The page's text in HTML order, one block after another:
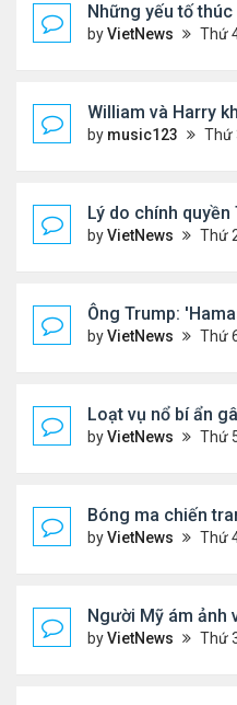
Những yếu tố
byVietNews Thứ 4 Tháng 7 30, 2025
William và Harry
by music123 Thứ 3 Tháng 7 29, 2025
Lý do chính
byVietNews Thứ 2 Tháng 7 28, 2025
Ông Trump:
byVietNews Thứ 6 Tháng 7 25, 2025
Loạt vụ nổ bí ẩn
byVietNews Thứ 5 Tháng 7 24, 2025
Bóng ma chiến
byVietNews Thứ 4 Tháng 7 23, 2025
Người Mỹ ám ảnh
byVietNews Thứ 3 Tháng 7 22, 2025